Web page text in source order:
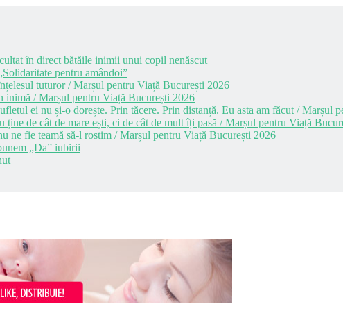
în direct bătăile inimii unui copil nenăscut
pentru amândoi”
tuturor / Marșul pentru Viață București 2026
inimă / Marșul pentru Viață București 2026
ei nu și-o dorește. Prin tăcere. Prin distanță. Eu asta am făcut / Marșul
de cât de mare ești, ci de cât de mult îți pasă / Marșul pentru Viață
ne fie teamă să-l rostim / Marșul pentru Viață București 2026
„Da” iubirii